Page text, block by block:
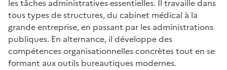
les tâches administratives essentielles. Il travaille dans
tous types de structures, du cabinet médical à la
grande entreprise, en passant par les administrations
publiques. En alternance, il développe des
compétences organisationnelles concrètes tout en se
formant aux outils bureautiques modernes.